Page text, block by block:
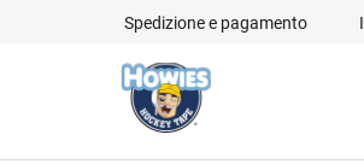
Spedizione e pagamento